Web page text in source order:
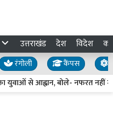
उत्तराखंड देश विदेश
रंगोली कैंपस
युवाओं से आह्वान, बोले- नफरत नहीं